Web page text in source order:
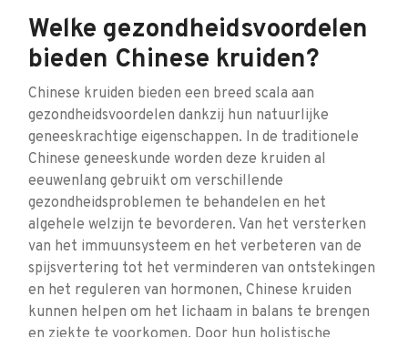
Welke gezondheidsvoordelen
bieden Chinese kruiden?
Chinese kruiden bieden een breed scala aan
gezondheidsvoordelen dankzij hun natuurlijke
geneeskrachtige eigenschappen. In de traditionele
Chinese geneeskunde worden deze kruiden al
eeuwenlang gebruikt om verschillende
gezondheidsproblemen te behandelen en het
algehele welzijn te bevorderen. Van het versterken
van het immuunsysteem en het verbeteren van de
spijsvertering tot het verminderen van ontstekingen
en het reguleren van hormonen, Chinese kruiden
kunnen helpen om het lichaam in balans te brengen